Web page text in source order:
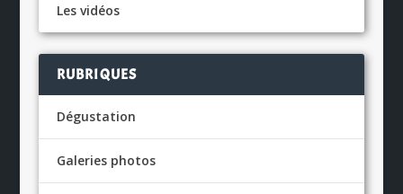
Les vidéos
RUBRIQUES
Dégustation
Galeries photos